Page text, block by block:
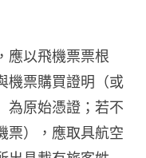
應以飛機票票根
機票購買證明（或
為原始憑證；若不
票），應取具航空